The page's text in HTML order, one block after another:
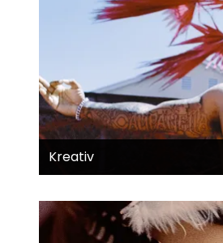
Kreativ